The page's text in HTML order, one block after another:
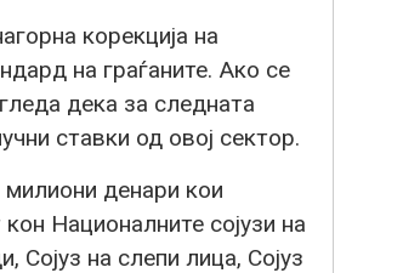
корекција на
на граѓаните. Ако се
дека за следната
ставки од овој сектор.
денари кои
Националните сојузи на
Сојуз на слепи лица, Сојуз